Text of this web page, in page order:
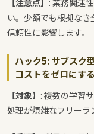
【注意点】 : 業務関連
い。少額でも根拠な
信頼性に影響します。
ハック5: サブスク
コストをゼロにする
【対象】 : 複数の学習
処理が煩雑なフリーラ